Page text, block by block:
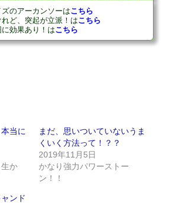
のアーカンソーはこちら
ど、突起が立派！ はこちら
効果あり！ はこちら
当に
か
まだ、思いついていないうま
くいく方法って！？？
2019年11月5日
かなり強力パワーストー
ン！！
ンド